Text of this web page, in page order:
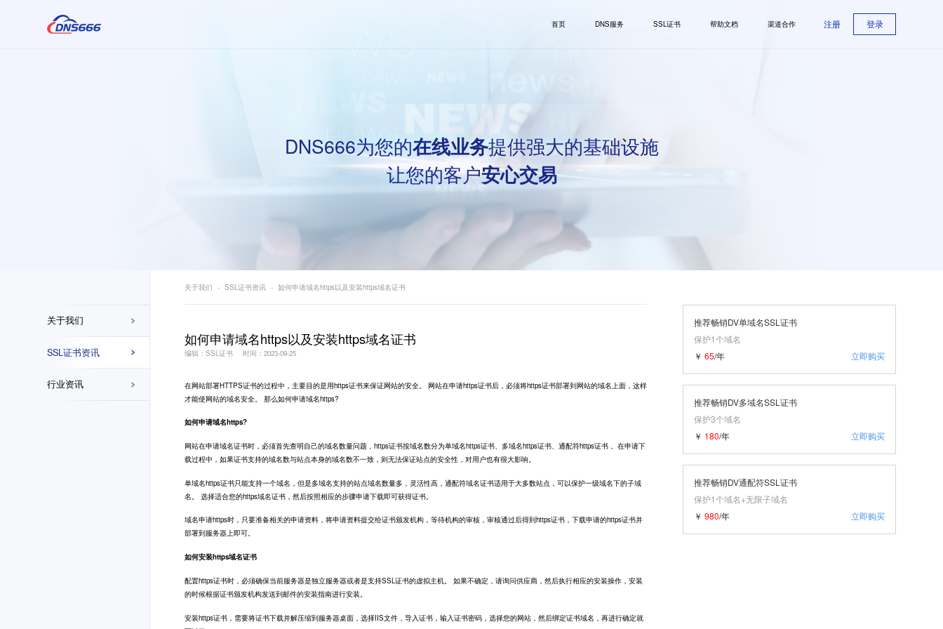
首页 DNS服务 SSL证书 帮助文档 渠道合作 注册 登录
DNS666为您的在线业务提供强大的基础设施
让您的客户安心交易
关于我们
SSL证书资讯
行业资讯
关于我们 SSL证书资讯 如何申请域名https以及安装https域名证书
如何申请域名https以及安装https域名证书
编辑：SSL证书 时间：2023-09-25
在网站部署HTTPS证书的过程中，主要目的是用https证书来保证网站的安全。 网站在申请https证书后，必须将https证书部署到网站的域名上面，这样
才能使网站的域名安全。 那么如何申请域名https?
如何申请域名https?
网站在申请域名证书时，必须首先查明自己的域名数量问题，https证书按域名数分为单域名https证书、多域名https证书、通配符https证书， 在申请下
载过程中，如果证书支持的域名数与站点本身的域名数不一致，则无法保证站点的安全性，对用户也有很大影响。
单域名https证书只能支持一个域名，但是多域名支持的站点域名数量多，灵活性高，通配符域名证书适用于大多数站点，可以保护一级域名下的子域
名。 选择适合您的https域名证书，然后按照相应的步骤申请下载即可获得证书。
域名申请https时，只要准备相关的申请资料，将申请资料提交给证书颁发机构，等待机构的审核，审核通过后得到https证书，下载申请的https证书并
部署到服务器上即可。
如何安装https域名证书
配置https证书时，必须确保当前服务器是独立服务器或者是支持SSL证书的虚拟主机。 如果不确定，请询问供应商，然后执行相应的安装操作，安装
的时候根据证书颁发机构发送到邮件的安装指南进行安装。
安装https证书，需要将证书下载并解压缩到服务器桌面，选择IIS文件，导入证书，输入证书密码，选择您的网站，然后绑定证书域名，再进行确定就
推荐畅销DV单域名SSL证书
保护1个域名
立即购买
￥ 65/年
推荐畅销DV多域名SSL证书
保护3个域名
立即购买
￥ 180/年
推荐畅销DV通配符SSL证书
保护1个域名+无限子域名
立即购买
￥ 980/年